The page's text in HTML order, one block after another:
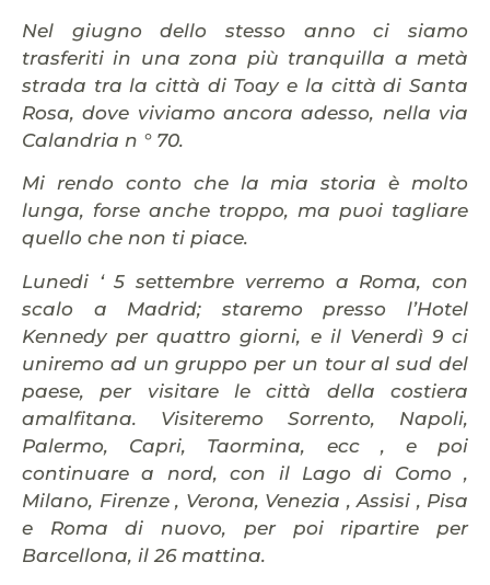
Nel giugno dello stesso anno ci siamo
trasferiti in una zona più tranquilla a metà
strada tra la città di Toay e la città di Santa
Rosa, dove viviamo ancora adesso, nella via
Calandria n ° 70.
Mi rendo conto che la mia storia è molto
lunga, forse anche troppo, ma puoi tagliare
quello che non ti piace.
Lunedi ‘ 5 settembre verremo a Roma, con
scalo a Madrid; staremo presso l’Hotel
Kennedy per quattro giorni, e il Venerdì 9 ci
uniremo ad un gruppo per un tour al sud del
paese, per visitare le città della costiera
amalfitana. Visiteremo Sorrento, Napoli,
Palermo, Capri, Taormina, ecc , e poi
continuare a nord, con il Lago di Como ,
Milano, Firenze , Verona, Venezia , Assisi , Pisa
e Roma di nuovo, per poi ripartire per
Barcellona, il 26 mattina.